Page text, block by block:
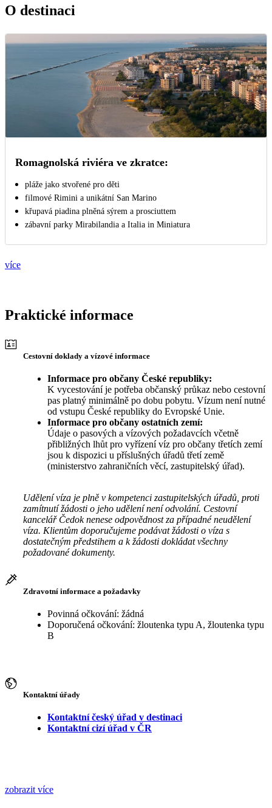
O destinaci
Romagnolská riviéra ve zkratce:
pláže jako stvořené pro děti
filmové Rimini a unikátní San Marino
křupavá piadina plněná sýrem a prosciuttem
zábavní parky Mirabilandia a Italia in Miniatura
více
Praktické informace
Cestovní doklady a vízové informace
Informace pro občany České republiky:
K vycestování je potřeba občanský průkaz nebo cestovní
pas platný minimálně po dobu pobytu. Vízum není nutné
od vstupu České republiky do Evropské Unie.
Informace pro občany ostatních zemí:
Údaje o pasových a vízových požadavcích včetně
přibližných lhůt pro vyřízení víz pro občany třetích zemí
jsou k dispozici u příslušných úřadů třetí země
(ministerstvo zahraničních věcí, zastupitelský úřad).
Udělení víza je plně v kompetenci zastupitelských úřadů, proti
zamítnutí žádosti o jeho udělení není odvolání. Cestovní
kancelář Čedok nenese odpovědnost za případné neudělení
víza. Klientům doporučujeme podávat žádosti o víza s
dostatečným předstihem a k žádosti dokládat všechny
požadované dokumenty.
Zdravotní informace a požadavky
Povinná očkování: žádná
Doporučená očkování: žloutenka typu A, žloutenka typu
B
Kontaktní úřady
Kontaktní český úřad v destinaci
Kontaktní cizí úřad v ČR
zobrazit více